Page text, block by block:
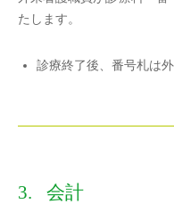
たします。
診療終了後、番号札は
会計